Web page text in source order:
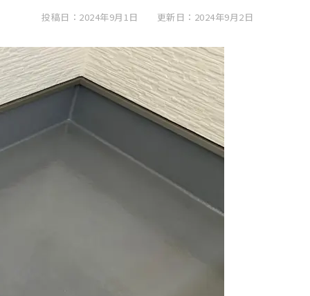
投稿日：2024年9月1日 更新日：2024年9月2日